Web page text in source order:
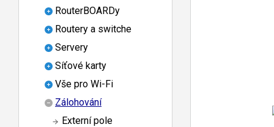
RouterBOARDy
Routery a switche
Servery
Síťové karty
Vše pro Wi-Fi
Zálohování
Externí pole